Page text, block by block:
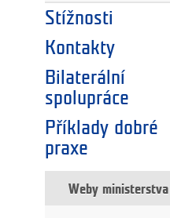
Stížnosti
Kontakty
Bilaterální
spolupráce
Příklady dobré
praxe
Weby ministerstva